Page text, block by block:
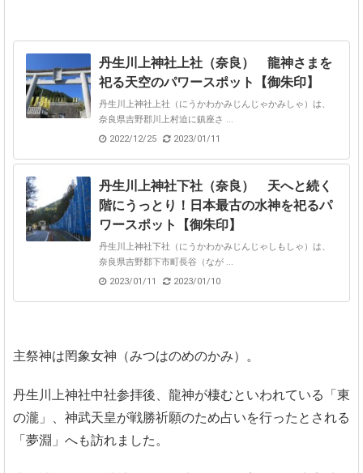
丹生川上神社上社（奈良） 龍神さまを
祀る天空のパワースポット【御朱印】
丹生川上神社上社（にうかわかみじんじゃかみしゃ）は、
奈良県吉野郡川上村迫に鎮座さ ...
2022/12/25
2023/01/11
丹生川上神社下社（奈良） 天へと続く
階にうっとり！日本最古の水神を祀るパ
ワースポット【御朱印】
丹生川上神社下社（にうかわかみじんじゃしもしゃ）は、
奈良県吉野郡下市町長谷（なが ...
2023/01/11
2023/01/10
主祭神は罔象女神（みつはのめのかみ）。
丹生川上神社中社参拝後、龍神が棲むといわれている「東
の瀧」、神武天皇が戦勝祈願のため占いを行ったとされる
「夢淵」へも訪れました。